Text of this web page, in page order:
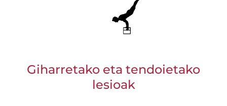
Giharretako eta tendoietako
lesioak